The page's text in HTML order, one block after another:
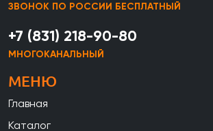
ЗВОНОК ПО РОССИИ БЕСПЛАТНЫЙ
+7 (831) 218-90-80
МНОГОКАНАЛЬНЫЙ
МЕНЮ
Главная
Каталог